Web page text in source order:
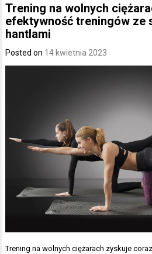
Trening na wolnych
efektywność treningów ze
hantlami
Posted on 14 kwietnia 2023
Trening na wolnych ciężarach zyskuje